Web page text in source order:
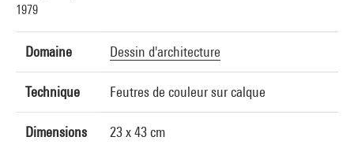
1979
Domaine Dessin d'architecture
Technique Feutres de couleur sur calque
Dimensions 23 x 43 cm
Diffusion image :